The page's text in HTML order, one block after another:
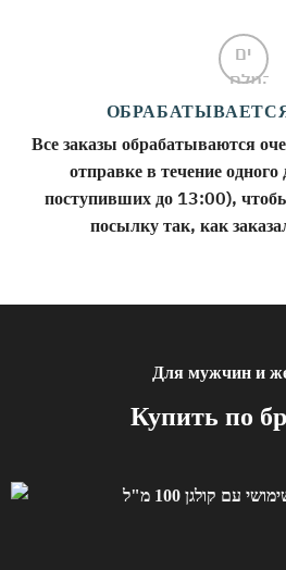
Все заказы обрабатываются
отправке в течение одного
поступивших до 13:00),
посылку так, как
Для мужчин и
Купить по